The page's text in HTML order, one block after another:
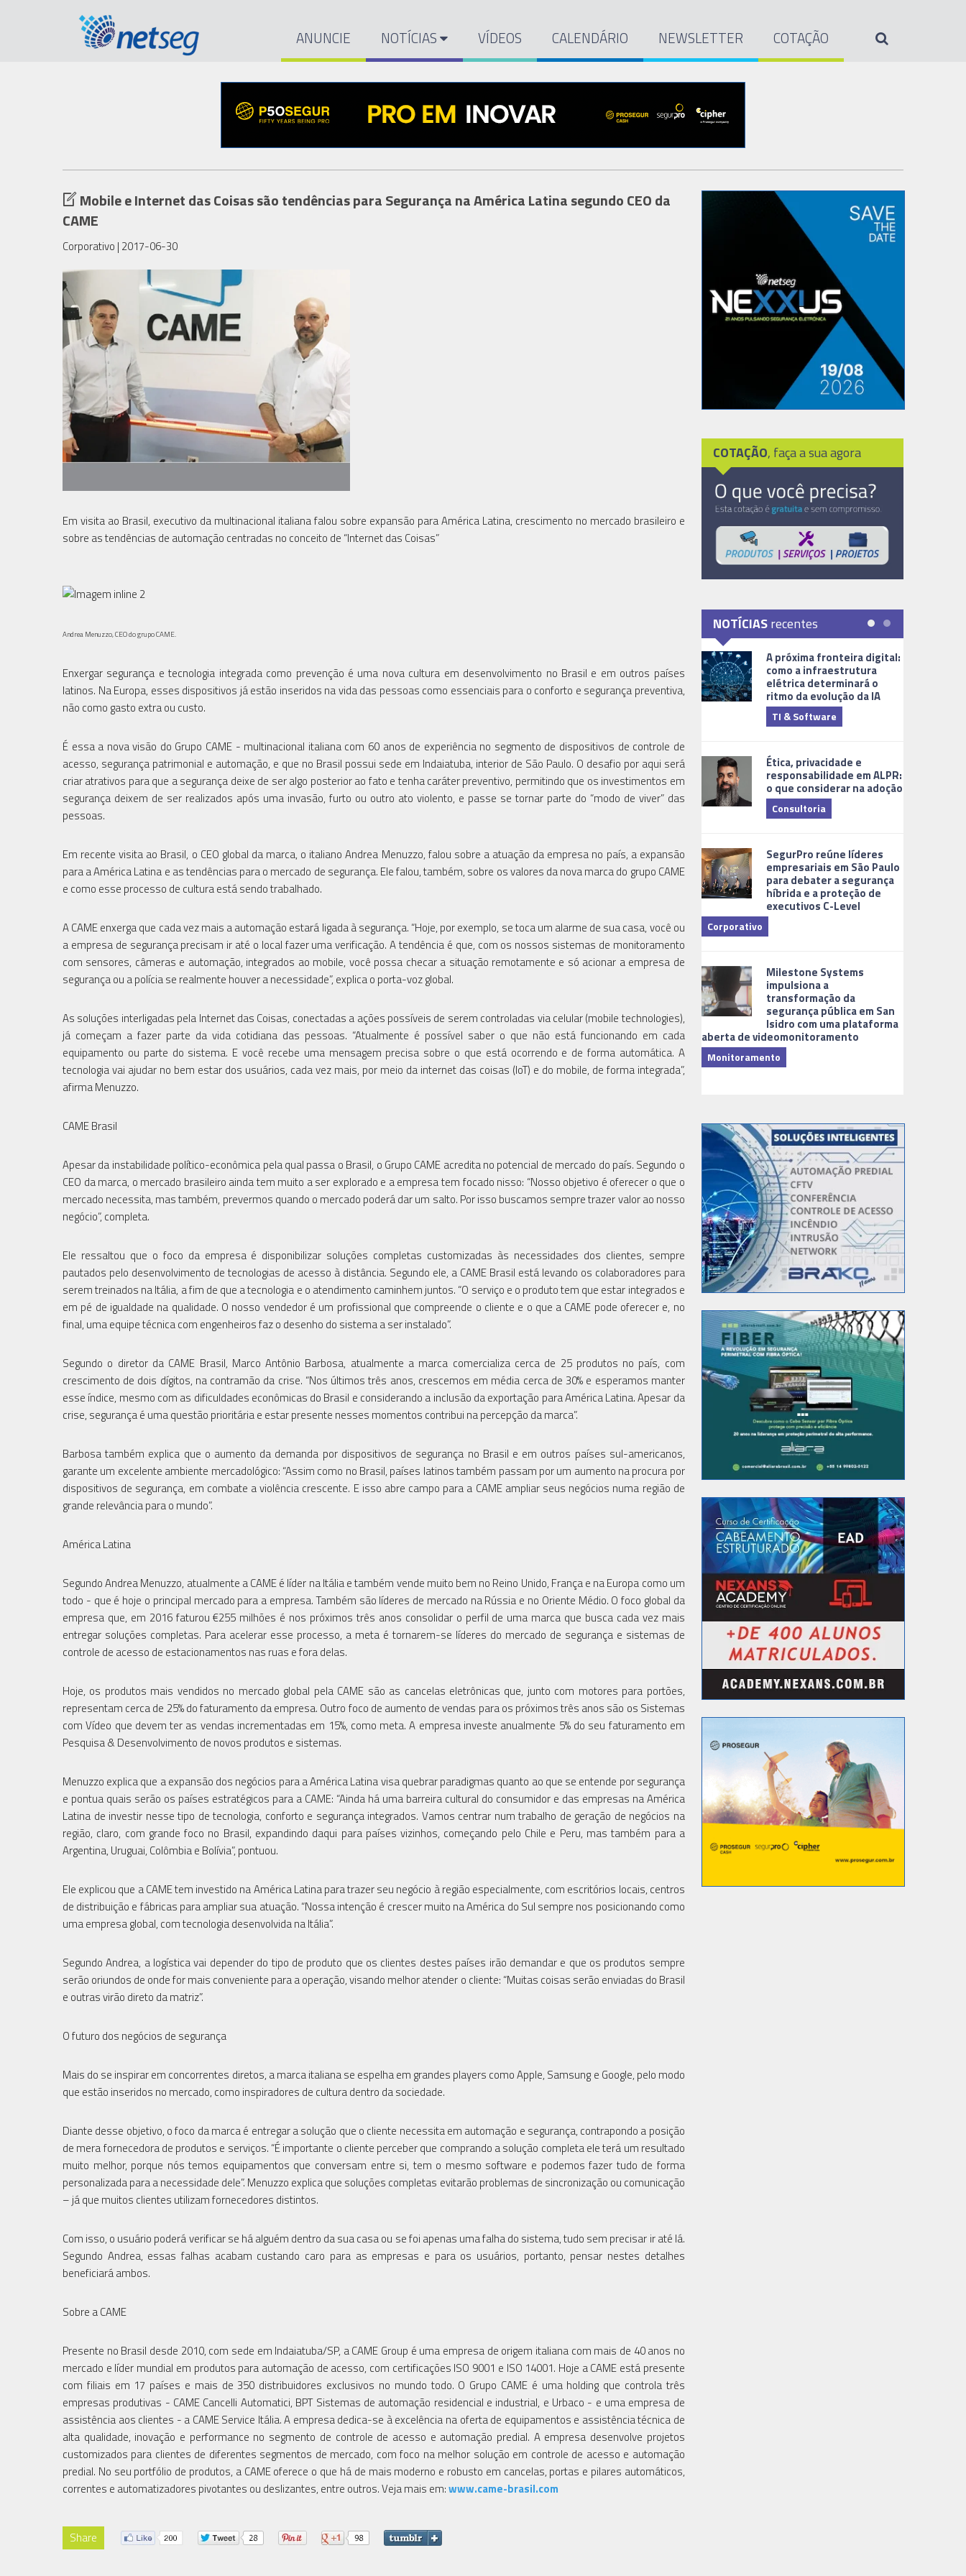
ANUNCIE NOTÍCIAS VÍDEOS CALENDÁRIO NEWSLETTER COTAÇÃO
Mobile e Internet das Coisas são tendências para Segurança na América Latina segundo CEO da
CAME
Corporativo | 2017-06-30
Em visita ao Brasil, executivo da multinacional italiana falou sobre expansão para América Latina, crescimento no mercado brasileiro e
sobre as tendências de automação centradas no conceito de “Internet das Coisas”
Andrea Menuzzo, CEO do grupo CAME.
Enxergar segurança e tecnologia integrada como prevenção é uma nova cultura em desenvolvimento no Brasil e em outros países
latinos. Na Europa, esses dispositivos já estão inseridos na vida das pessoas como essenciais para o conforto e segurança preventiva,
não como gasto extra ou custo.
É essa a nova visão do Grupo CAME - multinacional italiana com 60 anos de experiência no segmento de dispositivos de controle de
acesso, segurança patrimonial e automação, e que no Brasil possui sede em Indaiatuba, interior de São Paulo. O desafio por aqui será
criar atrativos para que a segurança deixe de ser algo posterior ao fato e tenha caráter preventivo, permitindo que os investimentos em
segurança deixem de ser realizados após uma invasão, furto ou outro ato violento, e passe se tornar parte do “modo de viver” das
pessoas.
Em recente visita ao Brasil, o CEO global da marca, o italiano Andrea Menuzzo, falou sobre a atuação da empresa no país, a expansão
para a América Latina e as tendências para o mercado de segurança. Ele falou, também, sobre os valores da nova marca do grupo CAME
e como esse processo de cultura está sendo trabalhado.
A CAME enxerga que cada vez mais a automação estará ligada à segurança. “Hoje, por exemplo, se toca um alarme de sua casa, você ou
a empresa de segurança precisam ir até o local fazer uma verificação. A tendência é que, com os nossos sistemas de monitoramento
com sensores, câmeras e automação, integrados ao mobile, você possa checar a situação remotamente e só acionar a empresa de
segurança ou a polícia se realmente houver a necessidade”, explica o porta-voz global.
As soluções interligadas pela Internet das Coisas, conectadas a ações possíveis de serem controladas via celular (mobile technologies),
já começam a fazer parte da vida cotidiana das pessoas. “Atualmente é possível saber o que não está funcionando em cada
equipamento ou parte do sistema. E você recebe uma mensagem precisa sobre o que está ocorrendo e de forma automática. A
tecnologia vai ajudar no bem estar dos usuários, cada vez mais, por meio da internet das coisas (IoT) e do mobile, de forma integrada”,
afirma Menuzzo.
CAME Brasil
Apesar da instabilidade político-econômica pela qual passa o Brasil, o Grupo CAME acredita no potencial de mercado do país. Segundo o
CEO da marca, o mercado brasileiro ainda tem muito a ser explorado e a empresa tem focado nisso: “Nosso objetivo é oferecer o que o
mercado necessita, mas também, prevermos quando o mercado poderá dar um salto. Por isso buscamos sempre trazer valor ao nosso
negócio”, completa.
Ele ressaltou que o foco da empresa é disponibilizar soluções completas customizadas às necessidades dos clientes, sempre
pautados pelo desenvolvimento de tecnologias de acesso à distância. Segundo ele, a CAME Brasil está levando os colaboradores para
serem treinados na Itália, a fim de que a tecnologia e o atendimento caminhem juntos. “O serviço e o produto tem que estar integrados e
em pé de igualdade na qualidade. O nosso vendedor é um profissional que compreende o cliente e o que a CAME pode oferecer e, no
final, uma equipe técnica com engenheiros faz o desenho do sistema a ser instalado”.
Segundo o diretor da CAME Brasil, Marco Antônio Barbosa, atualmente a marca comercializa cerca de 25 produtos no país, com
crescimento de dois dígitos, na contramão da crise. “Nos últimos três anos, crescemos em média cerca de 30% e esperamos manter
esse índice, mesmo com as dificuldades econômicas do Brasil e considerando a inclusão da exportação para América Latina. Apesar da
crise, segurança é uma questão prioritária e estar presente nesses momentos contribui na percepção da marca”.
Barbosa também explica que o aumento da demanda por dispositivos de segurança no Brasil e em outros países sul-americanos,
garante um excelente ambiente mercadológico: “Assim como no Brasil, países latinos também passam por um aumento na procura por
dispositivos de segurança, em combate a violência crescente. E isso abre campo para a CAME ampliar seus negócios numa região de
grande relevância para o mundo”.
América Latina
Segundo Andrea Menuzzo, atualmente a CAME é líder na Itália e também vende muito bem no Reino Unido, França e na Europa como um
todo - que é hoje o principal mercado para a empresa. Também são líderes de mercado na Rússia e no Oriente Médio. O foco global da
empresa que, em 2016 faturou €255 milhões é nos próximos três anos consolidar o perfil de uma marca que busca cada vez mais
entregar soluções completas. Para acelerar esse processo, a meta é tornarem-se líderes do mercado de segurança e sistemas de
controle de acesso de estacionamentos nas ruas e fora delas.
Hoje, os produtos mais vendidos no mercado global pela CAME são as cancelas eletrônicas que, junto com motores para portões,
representam cerca de 25% do faturamento da empresa. Outro foco de aumento de vendas para os próximos três anos são os Sistemas
com Vídeo que devem ter as vendas incrementadas em 15%, como meta. A empresa investe anualmente 5% do seu faturamento em
Pesquisa & Desenvolvimento de novos produtos e sistemas.
Menuzzo explica que a expansão dos negócios para a América Latina visa quebrar paradigmas quanto ao que se entende por segurança
e pontua quais serão os países estratégicos para a CAME: “Ainda há uma barreira cultural do consumidor e das empresas na América
Latina de investir nesse tipo de tecnologia, conforto e segurança integrados. Vamos centrar num trabalho de geração de negócios na
região, claro, com grande foco no Brasil, expandindo daqui para países vizinhos, começando pelo Chile e Peru, mas também para a
Argentina, Uruguai, Colômbia e Bolívia”, pontuou.
Ele explicou que a CAME tem investido na América Latina para trazer seu negócio à região especialmente, com escritórios locais, centros
de distribuição e fábricas para ampliar sua atuação. “Nossa intenção é crescer muito na América do Sul sempre nos posicionando como
uma empresa global, com tecnologia desenvolvida na Itália”.
Segundo Andrea, a logística vai depender do tipo de produto que os clientes destes países irão demandar e que os produtos sempre
serão oriundos de onde for mais conveniente para a operação, visando melhor atender o cliente: “Muitas coisas serão enviadas do Brasil
e outras virão direto da matriz”.
O futuro dos negócios de segurança
Mais do se inspirar em concorrentes diretos, a marca italiana se espelha em grandes players como Apple, Samsung e Google, pelo modo
que estão inseridos no mercado, como inspiradores de cultura dentro da sociedade.
Diante desse objetivo, o foco da marca é entregar a solução que o cliente necessita em automação e segurança, contrapondo a posição
de mera fornecedora de produtos e serviços. “É importante o cliente perceber que comprando a solução completa ele terá um resultado
muito melhor, porque nós temos equipamentos que conversam entre si, tem o mesmo software e podemos fazer tudo de forma
personalizada para a necessidade dele”. Menuzzo explica que soluções completas evitarão problemas de sincronização ou comunicação
– já que muitos clientes utilizam fornecedores distintos.
Com isso, o usuário poderá verificar se há alguém dentro da sua casa ou se foi apenas uma falha do sistema, tudo sem precisar ir até lá.
Segundo Andrea, essas falhas acabam custando caro para as empresas e para os usuários, portanto, pensar nestes detalhes
beneficiará ambos.
Sobre a CAME
Presente no Brasil desde 2010, com sede em Indaiatuba/SP, a CAME Group é uma empresa de origem italiana com mais de 40 anos no
mercado e líder mundial em produtos para automação de acesso, com certificações ISO 9001 e ISO 14001. Hoje a CAME está presente
com filiais em 17 países e mais de 350 distribuidores exclusivos no mundo todo. O Grupo CAME é uma holding que controla três
empresas produtivas - CAME Cancelli Automatici, BPT Sistemas de automação residencial e industrial, e Urbaco - e uma empresa de
assistência aos clientes - a CAME Service Itália. A empresa dedica-se à excelência na oferta de equipamentos e assistência técnica de
alta qualidade, inovação e performance no segmento de controle de acesso e automação predial. A empresa desenvolve projetos
customizados para clientes de diferentes segmentos de mercado, com foco na melhor solução em controle de acesso e automação
predial. No seu portfólio de produtos, a CAME oferece o que há de mais moderno e robusto em cancelas, portas e pilares automáticos,
correntes e automatizadores pivotantes ou deslizantes, entre outros. Veja mais em:www.came-brasil.com
Share
COTAÇÃO, faça a sua agora
NOTÍCIASrecentes
A próxima fronteira digital:
como a infraestrutura
elétrica determinará o
ritmo da evolução da IA
TI & Software
Ética, privacidade e
responsabilidade em ALPR:
o que considerar na adoção
Consultoria
SegurPro reúne líderes
empresariais em São Paulo
para debater a segurança
híbrida e a proteção de
executivos C-Level
Corporativo
Milestone Systems
impulsiona a
transformação da
segurança pública em San
Isidro com uma plataforma
aberta de videomonitoramento
Monitoramento